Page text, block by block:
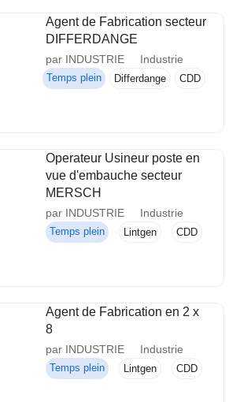
Agent de Fabrication secteur
DIFFERDANGE
par INDUSTRIE Industrie
Temps plein Differdange CDD
Operateur Usineur poste en
vue d'embauche secteur
MERSCH
par INDUSTRIE Industrie
Temps plein Lintgen CDD
Agent de Fabrication en 2 x
8
par INDUSTRIE Industrie
Temps plein Lintgen CDD